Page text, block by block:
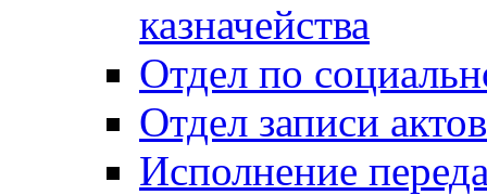
казначейства
Отдел по
Отдел записи
Исполнение